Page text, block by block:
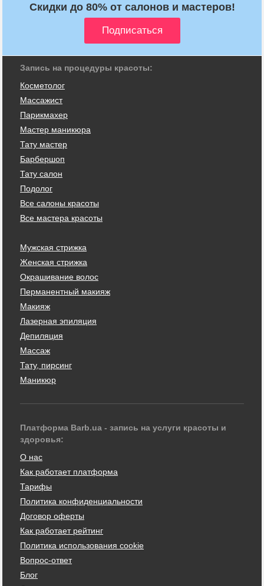
Скидки до 80% от салонов и мастеров!
Запись на процедуры красоты:
Косметолог
Массажист
Парикмахер
Мастер маникюра
Тату мастер
Барбершоп
Тату салон
Подолог
Все салоны красоты
Все мастера красоты
Мужская стрижка
Женская стрижка
Окрашивание волос
Перманентный макияж
Макияж
Лазерная эпиляция
Депиляция
Массаж
Тату, пирсинг
Маникюр
Платформа Barb.ua - запись на услуги красоты и
здоровья:
О нас
Как работает платформа
Тарифы
Политика конфиденциальности
Договор оферты
Как работает рейтинг
Политика использования cookie
Вопрос-ответ
Блог